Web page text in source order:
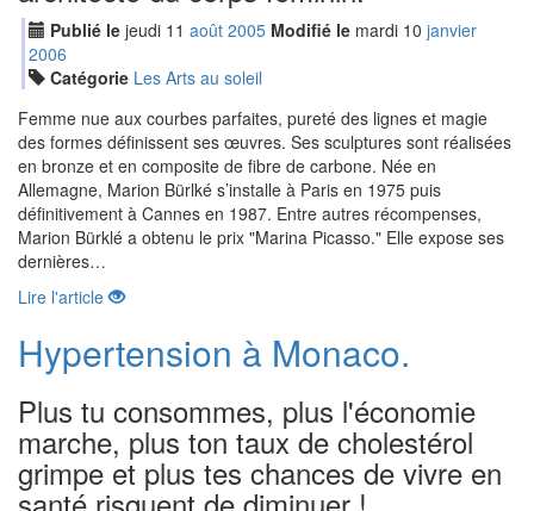
Publié le jeudi 11 août 2005 Modifié le mardi 10 janvier
2006
Catégorie Les Arts au soleil
Femme nue aux courbes parfaites, pureté des lignes et magie
des formes définissent ses œuvres. Ses sculptures sont réalisées
en bronze et en composite de fibre de carbone. Née en
Allemagne, Marion Bürlké s’installe à Paris en 1975 puis
définitivement à Cannes en 1987. Entre autres récompenses,
Marion Bürklé a obtenu le prix "Marina Picasso." Elle expose ses
dernières…
Lire l'article
Hypertension à Monaco.
Plus tu consommes, plus l'économie
marche, plus ton taux de cholestérol
grimpe et plus tes chances de vivre en